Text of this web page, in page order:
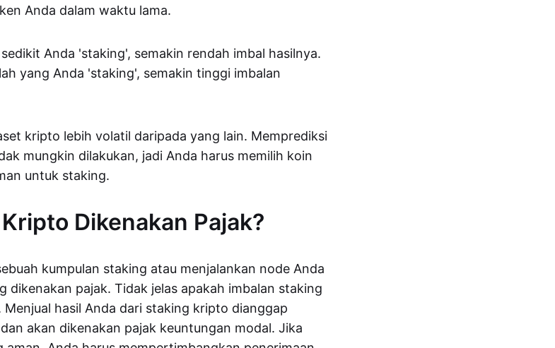
Anda dalam waktu lama.
Anda 'staking', semakin rendah imbal hasilnya.
yang Anda 'staking', semakin tinggi imbalan
kripto lebih volatil daripada yang lain. Memprediksi
mungkin dilakukan, jadi Anda harus memilih koin
untuk staking.
Dikenakan Pajak?
kumpulan staking atau menjalankan node Anda
dikenakan pajak. Tidak jelas apakah imbalan staking
hasil Anda dari staking kripto dianggap
akan dikenakan pajak keuntungan modal. Jika